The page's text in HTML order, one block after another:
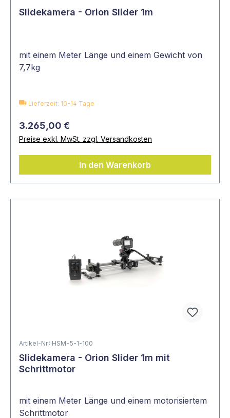
Slidekamera - Orion Slider 1m
mit einem Meter Länge und einem Gewicht von
7,7kg
Lieferzeit: 10-14 Tage
3.265,00 €
Preise exkl. MwSt. zzgl. Versandkosten
In den Warenkorb
Artikel-Nr.: HSM-5-1-100
Slidekamera - Orion Slider 1m mit
Schrittmotor
mit einem Meter Länge und einem motorisiertem
Schrittmotor